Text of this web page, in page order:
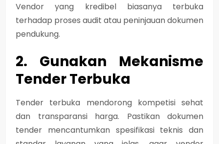
Vendor yang kredibel biasanya terbuka
terhadap proses audit atau peninjauan dokumen
pendukung.
2. Gunakan Mekanisme
Tender Terbuka
Tender terbuka mendorong kompetisi sehat
dan transparansi harga. Pastikan dokumen
tender mencantumkan spesifikasi teknis dan